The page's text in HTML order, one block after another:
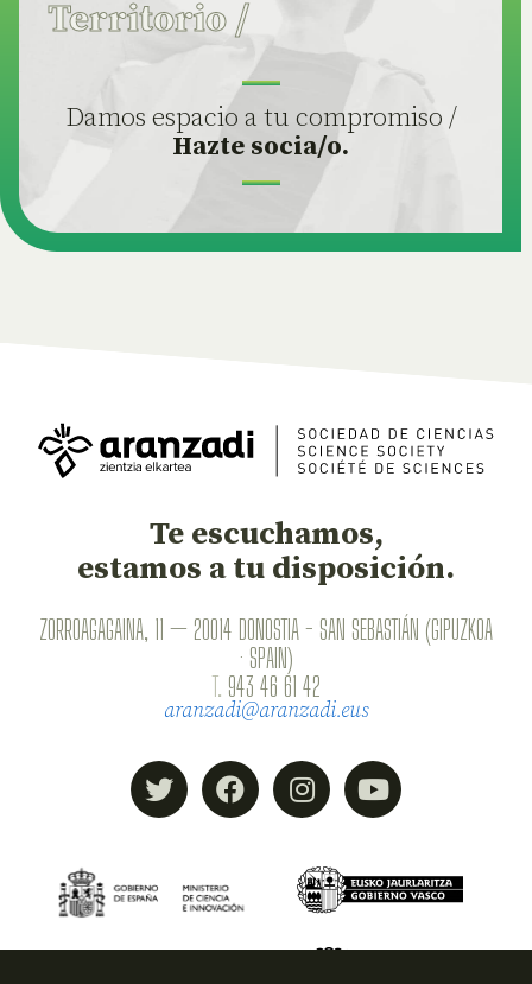
Territorio/
Damos espacio a tu compromiso /
Hazte socia/o.
Te escuchamos,
estamos a tu disposición.
ZORROAGAGAINA, 11 — 20014 DONOSTIA - SAN SEBASTIÁN (GIPUZKOA
· SPAIN)
T. 943 46 61 42
aranzadi@aranzadi.eus